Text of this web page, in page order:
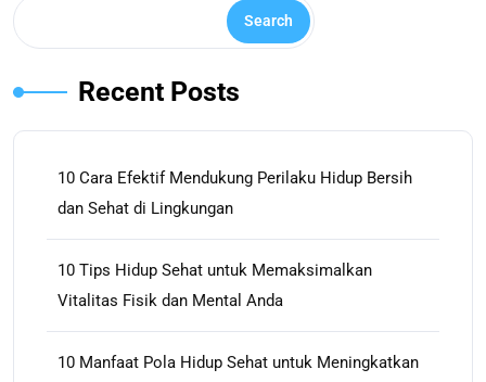
Search
Recent Posts
10 Cara Efektif Mendukung Perilaku Hidup Bersih
dan Sehat di Lingkungan
10 Tips Hidup Sehat untuk Memaksimalkan
Vitalitas Fisik dan Mental Anda
10 Manfaat Pola Hidup Sehat untuk Meningkatkan